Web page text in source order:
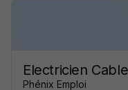
Electricien
Phénix Emploi